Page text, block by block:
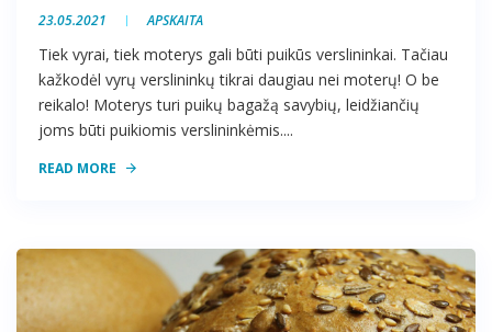
23.05.2021 APSKAITA
Tiek vyrai, tiek moterys gali būti puikūs verslininkai. Tačiau
kažkodėl vyrų verslininkų tikrai daugiau nei moterų! O be
reikalo! Moterys turi puikų bagažą savybių, leidžiančių
joms būti puikiomis verslininkėmis....
READ MORE